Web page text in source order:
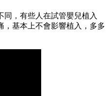
同，有些人在試管嬰兒植入
，基本上不會影響植入，多多